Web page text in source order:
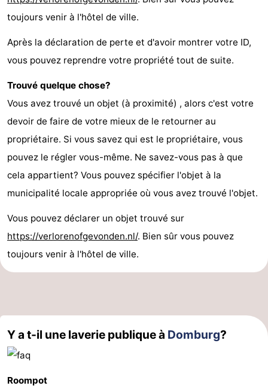
mini-
golf
bien-
être
&
villes
Nature
Visites
-
Faire
vélo
-
Équitation
-
Manèges
-
de
Boire
toujours venir à l'hôtel de ville.
Après la déclaration de perte et d'avoir montrer votre ID,
vous pouvez reprendre votre propriété tout de suite.
Trouvé quelque chose?
Vous avez trouvé un objet (à proximité) , alors c'est votre
devoir de faire de votre mieux de le retourner au
propriétaire. Si vous savez qui est le propriétaire, vous
pouvez le régler vous-même. Ne savez-vous pas à que
cela appartient? Vous pouvez spécifier l'objet à la
municipalité locale appropriée où vous avez trouvé l'objet.
Vous pouvez déclarer un objet trouvé sur
https://verlorenofgevonden.nl/. Bien sûr vous pouvez
toujours venir à l'hôtel de ville.
Y a t-il une laverie publique à Domburg?
Roompot